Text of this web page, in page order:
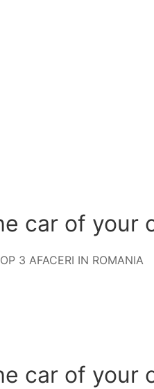
car of your
3 AFACERI IN ROMANIA
car of your